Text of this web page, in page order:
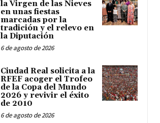
la Virgen de las Nieves
en unas fiestas
marcadas por la
tradición y el relevo en
la Diputación
6 de agosto de 2026
Ciudad Real solicita a la
RFEF acoger el Trofeo
de la Copa del Mundo
2026 y revivir el éxito
de 2010
6 de agosto de 2026